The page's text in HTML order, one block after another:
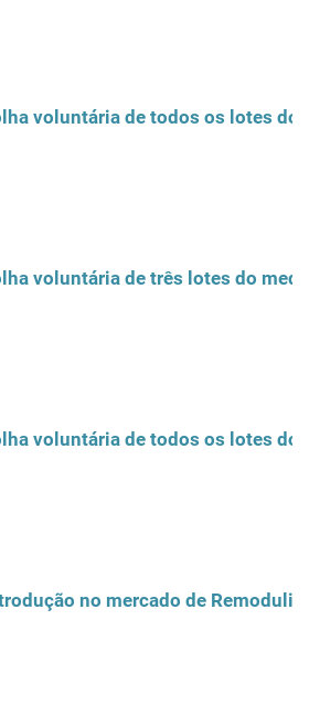
voluntária de todos os lotes
voluntária de três lotes do
voluntária de todos os lotes
no mercado de